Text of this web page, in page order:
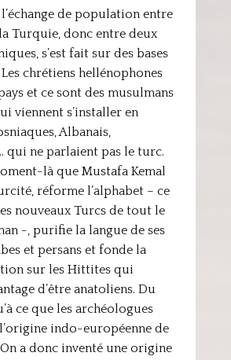
de population entre
Turquie, donc entre deux
s’est fait sur des bases
chrétiens hellénophones
et ce sont des musulmans
viennent s’installer en
Albanais,
qui ne parlaient pas le turc.
là que Mustafa Kemal
réforme l’alphabet – ce
nouveaux Turcs de tout le
-, purifie la langue de ses
et persans et fonde la
sur les Hittites qui
d’être anatoliens. Du
ce que les archéologues
indo-européenne de
a donc inventé une origine